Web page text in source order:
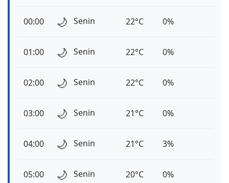
00:00 🌙 Senin 22°C 0%
01:00 🌙 Senin 22°C 0%
02:00 🌙 Senin 22°C 0%
03:00 🌙 Senin 21°C 0%
04:00 🌙 Senin 21°C 3%
05:00 🌙 Senin 20°C 0%